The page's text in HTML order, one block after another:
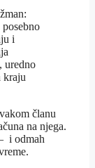
i
uredno
kraju
članu
na njega.
i odmah